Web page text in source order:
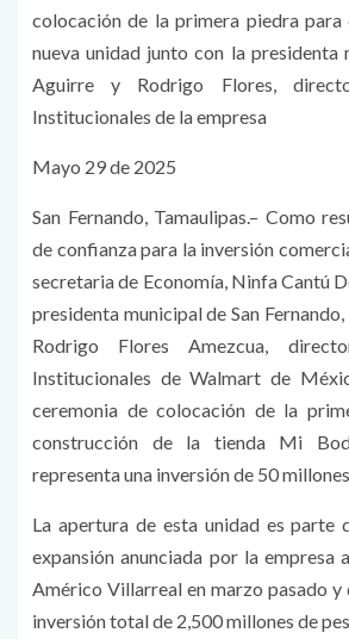
colocación de la primera piedra
nueva unidad junto con la presidenta
Aguirre y Rodrigo Flores,
Institucionales de la empresa
Mayo 29 de 2025
San Fernando, Tamaulipas.– Como
de confianza para la inversión
secretaria de Economía, Ninfa Cantú
presidenta municipal de San
Rodrigo Flores Amezcua,
Institucionales de Walmart de
ceremonia de colocación de la
construcción de la tienda Mi
representa una inversión de 50 millones
La apertura de esta unidad es parte
expansión anunciada por la empresa
Américo Villarreal en marzo pasado y
inversión total de 2,500 millones de